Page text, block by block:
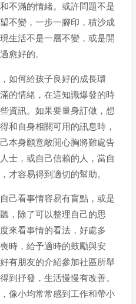
不滿的情緒。或許問題不是
不變，一步一腳印，積沙成
生活不是一層不變，或是開
愈好的。
如何給孩子良好的成長環
的情緒，在這知識爆發的時
資訊。如果要量身訂做，想
和自身相關可用的訊息時，
本身願意敞開心胸將難處告
士，或自己信賴的人，當自
才容易得到適切的幫助。
己看事情容易有盲點，或是
，除了可以整理自己的思
來看事情的看法，好處多
時，給予適時的鼓勵與安
有朋友的介紹參加社區所舉
到抒發，生活慢慢有改善。
像小均常常感到工作和帶小